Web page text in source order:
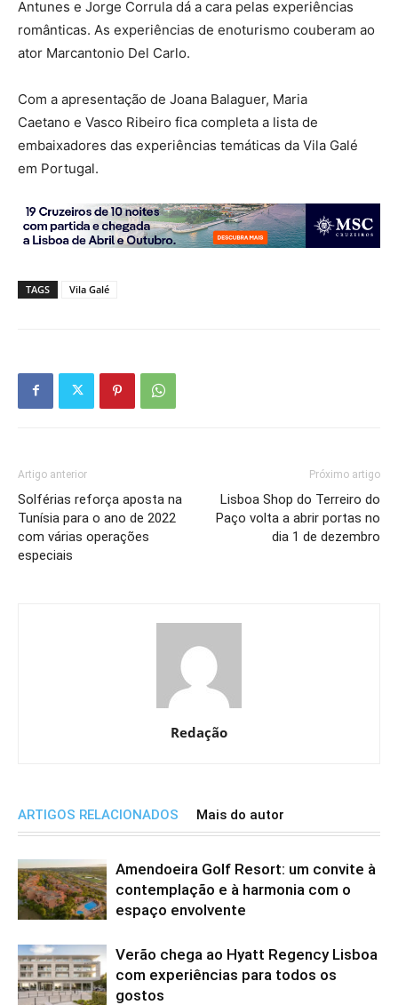
Antunes e Jorge Corrula dá a cara pelas experiências
românticas. As experiências de enoturismo couberam ao
ator Marcantonio Del Carlo.
Com a apresentação de Joana Balaguer, Maria
Caetano e Vasco Ribeiro fica completa a lista de
embaixadores das experiências temáticas da Vila Galé
em Portugal.
TAGS Vila Galé
Artigo anterior
Solférias reforça aposta na
Tunísia para o ano de 2022
com várias operações
especiais
Próximo artigo
Lisboa Shop do Terreiro do
Paço volta a abrir portas no
dia 1 de dezembro
Redação
ARTIGOS RELACIONADOS Mais do autor
Amendoeira Golf Resort: um convite à
contemplação e à harmonia com o
espaço envolvente
Verão chega ao Hyatt Regency Lisboa
com experiências para todos os
gostos